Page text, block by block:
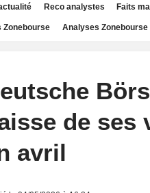
Reco analystes Faits
Zonebourse Analyses Zonebourse
de ses
avril